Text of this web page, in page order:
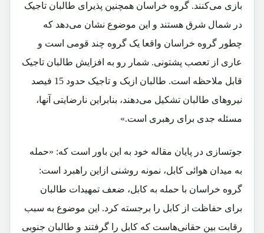
بازی می‌کنند. گروه خراسان همچنین پذیرای طالبان تاجیک
در شمال شرق هستند و این موضوع نشان می‌دهد که
چطور گروه خراسان واقعا یک گروه چند قومی است و
عاری از تعصب پشتونی. شمار رو به افزایش طالبان تاجیک
قابل ملاحظه است. طالبان ازبک و تاجیک حدود 15 فیصد
نیروهای طالبان تشکیل می‌دهند، بنابراین نارضایتی آنها،
مسئله جدی برای رهبری است.»
جوتسازی در پایان مقاله خود به این باور است که: «حمله
به میدان هوائی کابل، نمونه روشنی ازاین راهبرد است:
گروه خراسان با حمله به کابل، ضعف‌ تمهیدات طالبان
برای حفاظت از کابل را برجسته کرد. این موضوع به سبب
رقابت بین حقانی‌هاست که کابل را گرفتند و طالبان جنوبی